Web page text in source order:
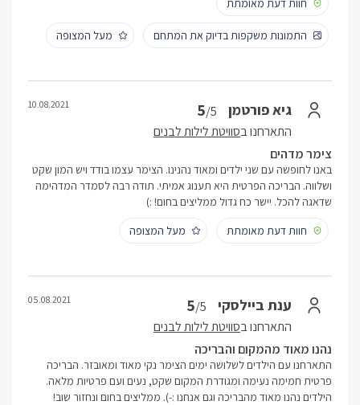
חוות דעת מאומתת
התמונות משקפות בדיוק את המתחם מעל המצופה
גיא פורטמן 5/5
התארחנו בסוויטת לילות לבנים
10.08.2021
צימר מדהים
באנו לחופשה עם שני ילדים ומאוד נהנינו. הצימר עצמו בודד ויש המון שקט
ושלווה. הבריכה הפרטית היא תענוג אמיתי. תודה רבה לסמדר המדהימה
שדאגה להכל. יישר כח גדול ממליצים בחום! :)
חוות דעת מאומתת
מעל המצופה
ענת ביילסקי 5/5
התארחנו בסוויטת לילות לבנים
05.08.2021
נהנו מאוד מהמקום והבריכה
התארחנו עם הילדים לשלושה ימים הצימר נקי מאוד ומאובזר. הבריכה
פרטית חמימה נעימה ומגודרת המקום שקט, נעים ועם פרטיות מלאה.
הילדים נהנו מאוד מהבריכה וגם אנחנו :-). ממליצים בחום ונחזור שוב!